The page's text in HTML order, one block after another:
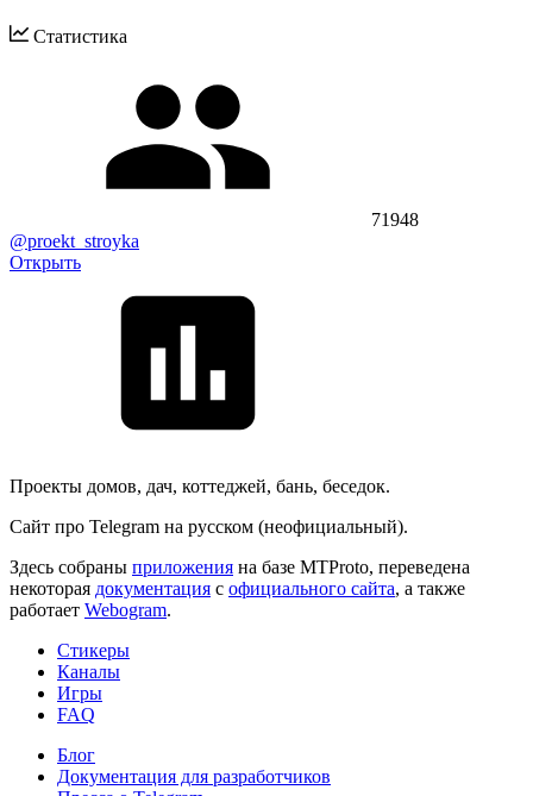
Статистика
71948
@proekt_stroyka
Открыть
Проекты домов, дач, коттеджей, бань, беседок.
Сайт про Telegram на русском (неофициальный).
Здесь собраны приложения на базе MTProto, переведена
некоторая документация с официального сайта, а также
работает Webogram.
Стикеры
Каналы
Игры
FAQ
Блог
Документация для разработчиков